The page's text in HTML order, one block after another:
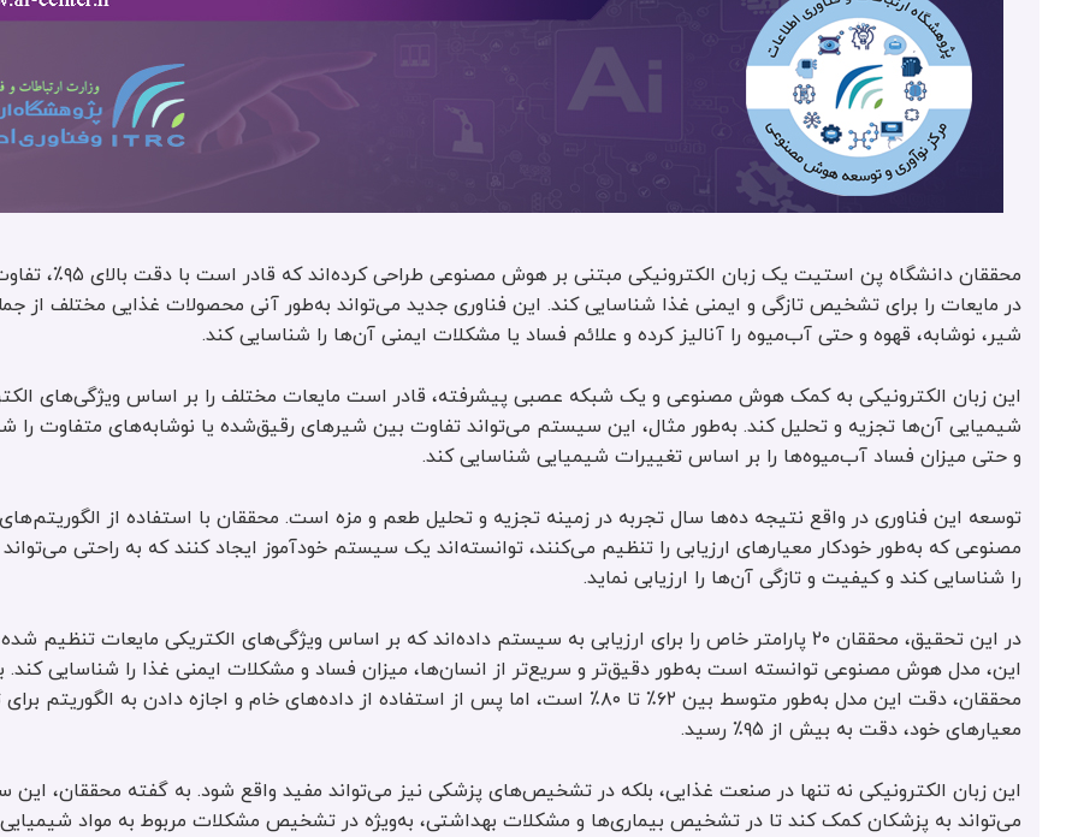
محققان دانشگاه پن استیت یک زبان الکترونیکی
در مایعات را برای تشخیص تازگی و ایمنی غذا شناسایی کند. این فناوری جدید می‌تواند به‌طور آنی محصولات غذایی مختلف از
شیر، نوشابه، قهوه و حتی آب‌میوه را آنالیز کرده و علائم فساد یا مشکلات ایمنی آن‌ها را شناسایی کند.
این زبان الکترونیکی به کمک هوش مصنوعی و یک شبکه عصبی پیشرفته، قادر است مایعات مختلف را بر اساس ویژگی‌های
شیمیایی آن‌ها تجزیه و تحلیل کند. به‌طور مثال، این سیستم می‌تواند تفاوت بین شیرهای رقیق‌شده یا نوشابه‌های متفاوت را
و حتی میزان فساد آب‌میوه‌ها را بر اساس تغییرات شیمیایی شناسایی کند.
توسعه این فناوری در واقع نتیجه ده‌ها سال تجربه در زمینه تجزیه و تحلیل طعم و مزه است. محققان با استفاده از
مصنوعی که به‌طور خودکار معیارهای ارزیابی را تنظیم می‌کنند، توانسته‌اند یک سیستم خودآموز ایجاد کنند که به راحتی
را شناسایی کند و کیفیت و تازگی آن‌ها را ارزیابی نماید.
در این تحقیق، محققان ۲۰ پارامتر خاص را برای ارزیابی به سیستم داده‌اند که بر اساس ویژگی‌های الکتریکی مایعات تنظیم
این، مدل هوش مصنوعی توانسته است به‌طور دقیق‌تر و سریع‌تر از انسان‌ها، میزان فساد و مشکلات ایمنی غذا را شناسایی کند.
محققان، دقت این مدل به‌طور متوسط بین ۶۲٪ تا ۸۰٪ است، اما پس از استفاده از داده‌های خام و اجازه دادن به الگوریتم
معیارهای خود، دقت به بیش از ۹۵٪ رسید.
این زبان الکترونیکی نه تنها در صنعت غذایی، بلکه در تشخیص‌های پزشکی نیز می‌تواند مفید واقع شود. به گفته محققان،
می‌تواند به پزشکان کمک کند تا در تشخیص بیماری‌ها و مشکلات بهداشتی، به‌ویژه در تشخیص مشکلات مربوط به مواد شیمیایی